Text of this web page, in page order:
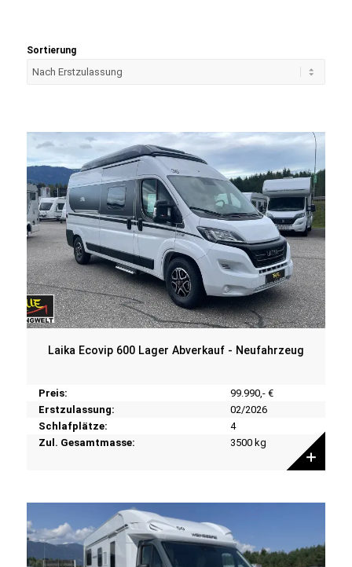
Sortierung
Laika Ecovip 600 Lager Abverkauf - Neufahrzeug
Preis:
99.990,- €
Erstzulassung:
02/2026
Schlafplätze:
4
Zul. Gesamtmasse:
3500 kg